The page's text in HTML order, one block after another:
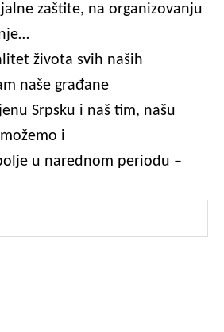
zaštite, na organizovanju
života svih naših
naše građane
Srpsku i naš tim, našu
i
u narednom periodu –